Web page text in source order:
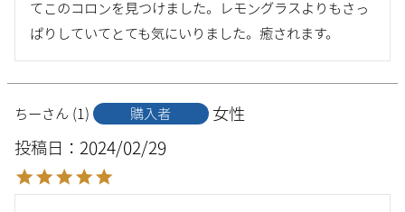
てこのコロンを見つけました。レモングラスよりもさっ
ぱりしていてとても気にいりました。癒されます。
ちー 1 購入者
女性
投稿日
2024/02/29